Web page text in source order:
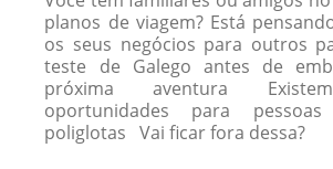
planos de viagem? Está
os seus negócios para outros
teste de Galego antes de
próxima aventura
oportunidades para
poliglotas Vai ficar fora dessa?